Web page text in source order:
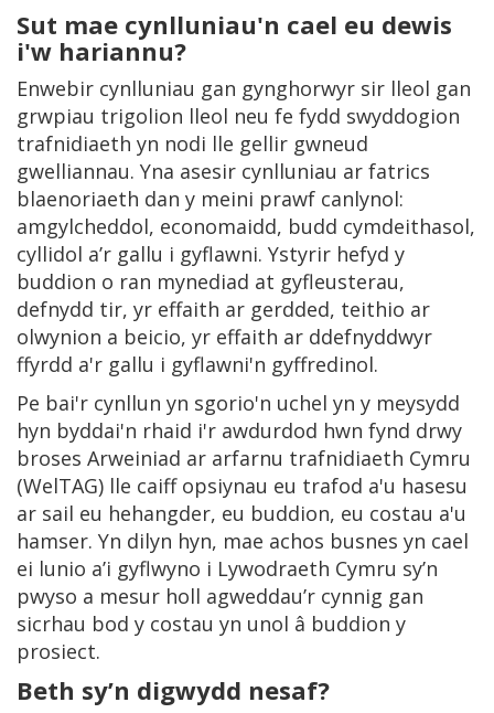
Sut mae cynlluniau'n cael eu dewis
i'w hariannu?
Enwebir cynlluniau gan gynghorwyr sir lleol gan
grwpiau trigolion lleol neu fe fydd swyddogion
trafnidiaeth yn nodi lle gellir gwneud
gwelliannau. Yna asesir cynlluniau ar fatrics
blaenoriaeth dan y meini prawf canlynol:
amgylcheddol, economaidd, budd cymdeithasol,
cyllidol a’r gallu i gyflawni. Ystyrir hefyd y
buddion o ran mynediad at gyfleusterau,
defnydd tir, yr effaith ar gerdded, teithio ar
olwynion a beicio, yr effaith ar ddefnyddwyr
ffyrdd a'r gallu i gyflawni'n gyffredinol.
Pe bai'r cynllun yn sgorio'n uchel yn y meysydd
hyn byddai'n rhaid i'r awdurdod hwn fynd drwy
broses Arweiniad ar arfarnu trafnidiaeth Cymru
(WelTAG) lle caiff opsiynau eu trafod a'u hasesu
ar sail eu hehangder, eu buddion, eu costau a'u
hamser. Yn dilyn hyn, mae achos busnes yn cael
ei lunio a’i gyflwyno i Lywodraeth Cymru sy’n
pwyso a mesur holl agweddau’r cynnig gan
sicrhau bod y costau yn unol â buddion y
prosiect.
Beth sy’n digwydd nesaf?